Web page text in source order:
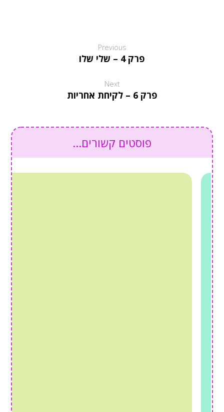
Previous
פרק 4 – שלי שלו
Next
פרק 6 – לקיחת אחריות
פוסטים קשורים...